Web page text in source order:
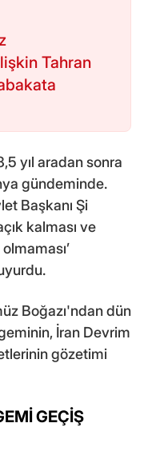
Tahran
yıl aradan sonra
gündeminde.
Başkanı Şi
kalması ve
Boğazı'ndan dün
İran Devrim
gözetimi
GEÇİŞ